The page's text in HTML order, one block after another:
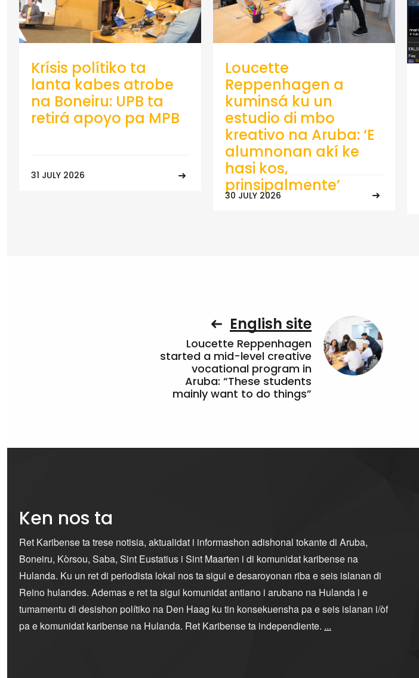
Krísis polítiko ta
lanta kabes atrobe
na Boneiru: UPB ta
retirá apoyo pa MPB
31 JULY 2026
Loucette
Reppenhagen a
kuminsá ku un
estudio di mbo
kreativo na Aruba: ‘E
alumnonan akí ke
hasi kos,
prinsipalmente’
30 JULY 2026
English site
Loucette Reppenhagen
started a mid-level creative
vocational program in
Aruba: “These students
mainly want to do things”
Ken nos ta
Ret Karibense ta trese notisia, aktualidat i informashon adishonal tokante di Aruba,
Boneiru, Kòrsou, Saba, Sint Eustatius i Sint Maarten i di komunidat karibense na
Hulanda. Ku un ret di periodista lokal nos ta sigui e desaroyonan riba e seis islanan di
Reino hulandes. Ademas e ret ta sigui komunidat antiano i arubano na Hulanda i e
tumamentu di desishon polítiko na Den Haag ku tin konsekuensha pa e seis islanan i/òf
pa e komunidat karibense na Hulanda. Ret Karibense ta independiente. ...